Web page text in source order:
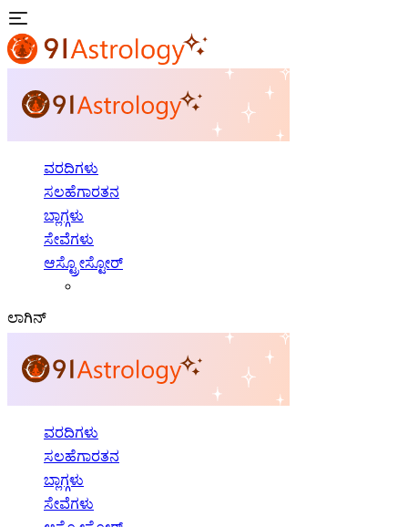
ವರದಿಗಳು
ಸಲಹೆಗಾರತನ
ಬ್ಲಾಗ್ಗಳು
ಸೇವೆಗಳು
ಆಸ್ಟ್ರೋಸ್ಟೋರ್
ಲಾಗಿನ್
ವರದಿಗಳು
ಸಲಹೆಗಾರತನ
ಬ್ಲಾಗ್ಗಳು
ಸೇವೆಗಳು